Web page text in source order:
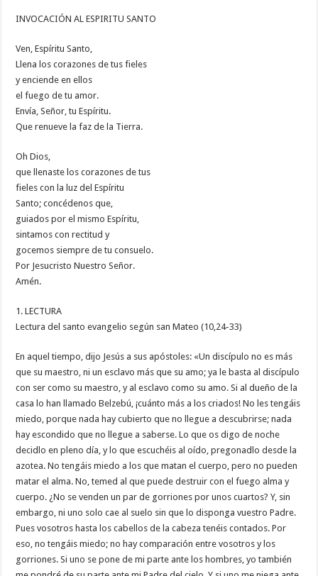
INVOCACIÓN AL ESPIRITU SANTO
Ven, Espíritu Santo,
Llena los corazones de tus fieles
y enciende en ellos
el fuego de tu amor.
Envía, Señor, tu Espíritu.
Que renueve la faz de la Tierra.
Oh Dios,
que llenaste los corazones de tus
fieles con la luz del Espíritu
Santo; concédenos que,
guiados por el mismo Espíritu,
sintamos con rectitud y
gocemos siempre de tu consuelo.
Por Jesucristo Nuestro Señor.
Amén.
1. LECTURA
Lectura del santo evangelio según san Mateo (10,24-33)
En aquel tiempo, dijo Jesús a sus apóstoles: «Un discípulo no es más
que su maestro, ni un esclavo más que su amo; ya le basta al discípulo
con ser como su maestro, y al esclavo como su amo. Si al dueño de la
casa lo han llamado Belzebú, ¡cuánto más a los criados! No les tengáis
miedo, porque nada hay cubierto que no llegue a descubrirse; nada
hay escondido que no llegue a saberse. Lo que os digo de noche
decidlo en pleno día, y lo que escuchéis al oído, pregonadlo desde la
azotea. No tengáis miedo a los que matan el cuerpo, pero no pueden
matar el alma. No, temed al que puede destruir con el fuego alma y
cuerpo. ¿No se venden un par de gorriones por unos cuartos? Y, sin
embargo, ni uno solo cae al suelo sin que lo disponga vuestro Padre.
Pues vosotros hasta los cabellos de la cabeza tenéis contados. Por
eso, no tengáis miedo; no hay comparación entre vosotros y los
gorriones. Si uno se pone de mi parte ante los hombres, yo también